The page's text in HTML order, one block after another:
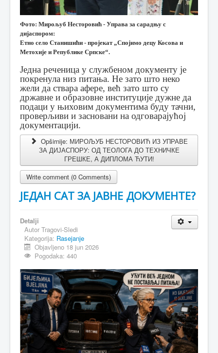
Фото: Мирољуб Несторовић - Управа за сарадњу с
дијаспором:
Етно село Станишићи - пројекат „Спојимо децу Косова и
Метохије и Републике Српске“.
Једна реченица у службеном документу је
покренула низ питања. Не зато што неко
жели да ствара афере, већ зато што су
државне и образовне институције дужне да
подаци у њиховим документима буду тачни,
проверљиви и засновани на одговарајућој
документацији.
Opširnije: МИРОЉУБ НЕСТОРОВИЋ ИЗ УПРАВЕ
ЗА ДИЈАСПОРУ: ОД ТЕОЛОГА ДО ТЕХНИЧКЕ
ГРЕШКЕ, А ДИПЛОМА ЋУТИ!
Write comment (0 Comments)
ЈЕДАН САТ ЗА ЈАВНЕ ДОКУМЕНТЕ?
Detalji
Autor Tragovi-Sledi
Kategorija: Rasejanje
Objavljeno 18 jun 2026
Pogodaka: 440